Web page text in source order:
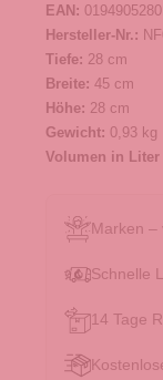
EAN:
Hersteller-Nr.:
Tiefe: 28 cm
Breite: 45 cm
Höhe: 28 cm
Gewicht: 0,93 kg
Volumen in Liter
Marken –
Schnelle
14 Tage